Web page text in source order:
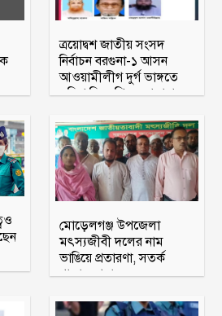
ত্রয়োদ্বশ জাতীয় সংসদ
নির্বাচন বরগুনা-১ আসন
আওয়ামীলীগ দুর্গ ভাঙ্গতে
মরিয়া বিএনপি ও জামায়াত
মোড়েলগঞ্জ উপজেলা
মৎস্যজীবী দলের নাম
ভাঙিয়ে প্রতারণা, সতর্ক
থাকার আহ্বান